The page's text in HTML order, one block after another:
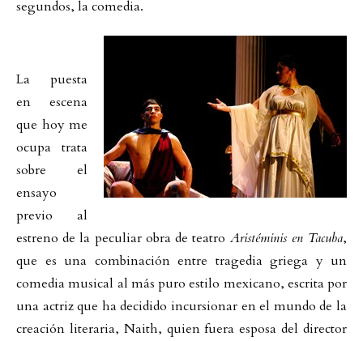
segundos, la comedia.
La puesta
en escena
que hoy me
ocupa trata
sobre el
ensayo
previo al
estreno de la peculiar obra de teatro Aristéminis en Tacuba,
que es una combinación entre tragedia griega y un
comedia musical al más puro estilo mexicano, escrita por
una actriz que ha decidido incursionar en el mundo de la
creación literaria, Naith, quien fuera esposa del director